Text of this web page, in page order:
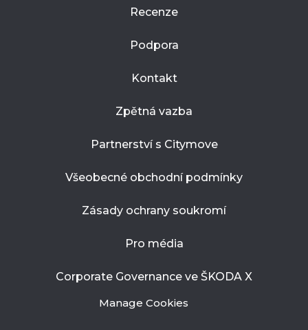
Recenze
Podpora
Kontakt
Zpětná vazba
Partnerství s Citymove
Všeobecné obchodní podmínky
Zásady ochrany soukromí
Pro média
Corporate Governance ve ŠKODA X
Manage Cookies